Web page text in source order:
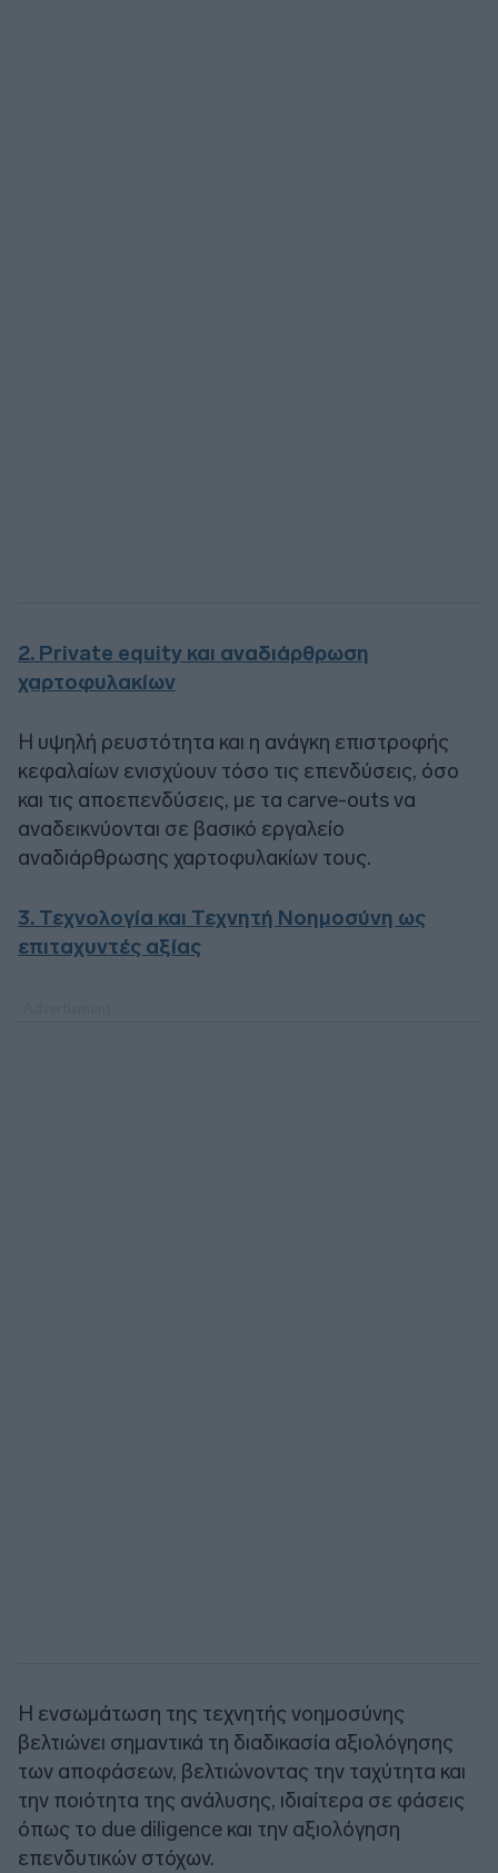
2. Private equity και αναδιάρθρωση
χαρτοφυλακίων
Η υψηλή ρευστότητα και η ανάγκη επιστροφής
κεφαλαίων ενισχύουν τόσο τις επενδύσεις, όσο
και τις αποεπενδύσεις, με τα carve-outs να
αναδεικνύονται σε βασικό εργαλείο
αναδιάρθρωσης χαρτοφυλακίων τους.
3. Τεχνολογία και Τεχνητή Νοημοσύνη ως
επιταχυντές αξίας
Η ενσωμάτωση της τεχνητής νοημοσύνης
βελτιώνει σημαντικά τη διαδικασία αξιολόγησης
των αποφάσεων, βελτιώνοντας την ταχύτητα και
την ποιότητα της ανάλυσης, ιδιαίτερα σε φάσεις
όπως το due diligence και την αξιολόγηση
επενδυτικών στόχων.